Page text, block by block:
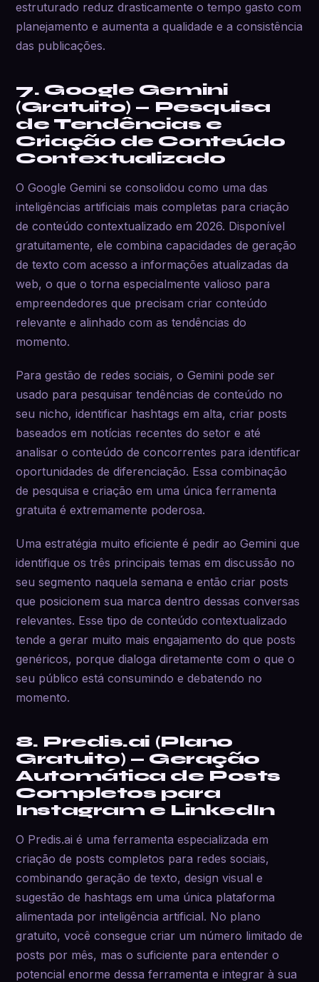
estruturado reduz drasticamente o tempo gasto com
planejamento e aumenta a qualidade e a consistência
das publicações.
7. Google Gemini
(Gratuito) — Pesquisa
de Tendências e
Criação de Conteúdo
Contextualizado
O Google Gemini se consolidou como uma das
inteligências artificiais mais completas para criação
de conteúdo contextualizado em 2026. Disponível
gratuitamente, ele combina capacidades de geração
de texto com acesso a informações atualizadas da
web, o que o torna especialmente valioso para
empreendedores que precisam criar conteúdo
relevante e alinhado com as tendências do
momento.
Para gestão de redes sociais, o Gemini pode ser
usado para pesquisar tendências de conteúdo no
seu nicho, identificar hashtags em alta, criar posts
baseados em notícias recentes do setor e até
analisar o conteúdo de concorrentes para identificar
oportunidades de diferenciação. Essa combinação
de pesquisa e criação em uma única ferramenta
gratuita é extremamente poderosa.
Uma estratégia muito eficiente é pedir ao Gemini que
identifique os três principais temas em discussão no
seu segmento naquela semana e então criar posts
que posicionem sua marca dentro dessas conversas
relevantes. Esse tipo de conteúdo contextualizado
tende a gerar muito mais engajamento do que posts
genéricos, porque dialoga diretamente com o que o
seu público está consumindo e debatendo no
momento.
8. Predis.ai (Plano
Gratuito) — Geração
Automática de Posts
Completos para
Instagram e LinkedIn
O Predis.ai é uma ferramenta especializada em
criação de posts completos para redes sociais,
combinando geração de texto, design visual e
sugestão de hashtags em uma única plataforma
alimentada por inteligência artificial. No plano
gratuito, você consegue criar um número limitado de
posts por mês, mas o suficiente para entender o
potencial enorme dessa ferramenta e integrar à sua